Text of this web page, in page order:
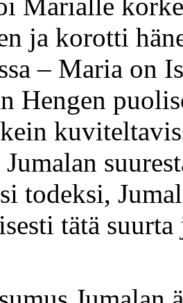
ja korotti
– Maria on
Hengen
todeksi,
tätä